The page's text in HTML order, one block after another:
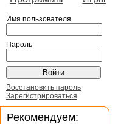
Имя пользователя
Пароль
Восстановить пароль
Зарегистрироваться
Рекомендуем: